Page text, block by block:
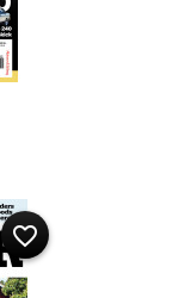
favorite_border